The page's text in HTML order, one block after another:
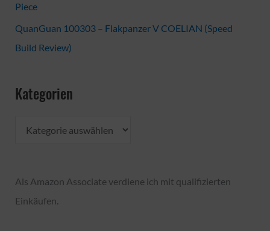
Piece
QuanGuan 100303 – Flakpanzer V COELIAN (Speed
Build Review)
Kategorien
e
g
Als Amazon Associate verdiene ich mit qualifizierten
Einkäufen.